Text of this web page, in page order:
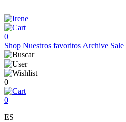
0
Shop Nuestros favoritos Archive Sale
0
0
ES